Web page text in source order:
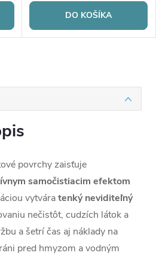
povrchy zaisťuje
samočistiacim efektom
vytváratenký neviditeľný
nečistôt, cudzích látok a
a šetrí čas aj náklady na
pred hmyzom a vodným
DO KOŠÍKA